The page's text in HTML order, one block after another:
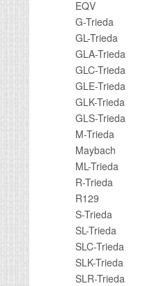
EQV
G-Trieda
GL-Trieda
GLA-Trieda
GLC-Trieda
GLE-Trieda
GLK-Trieda
GLS-Trieda
M-Trieda
Maybach
ML-Trieda
R-Trieda
R129
S-Trieda
SL-Trieda
SLC-Trieda
SLK-Trieda
SLR-Trieda